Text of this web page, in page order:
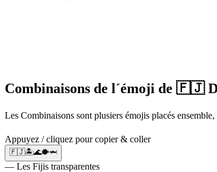
Combinaisons de l´émoji de 🇫🇯
Les Combinaisons sont plusiers émojis placés
Appuyez / cliquez pour copier & coller
🇫🇯🏝️🌊🐡🦈
— Les Fijis transparentes